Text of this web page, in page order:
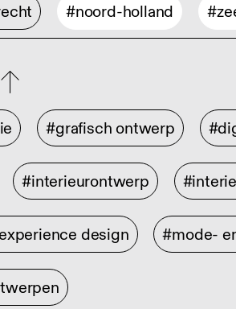
#noord-holland
#grafisch ontwerp
#interieurontwerp
design #mode-